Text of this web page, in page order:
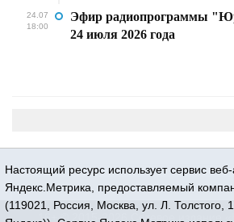
24.07
18:00
Эфир радиопрограммы
24 июля 2026 года
16+ © 2015-2026 Сетевое издание
Настоящий ресурс использует сервис
Яндекс.Метрика, предоставляемый
(119021, Россия, Москва, ул. Л. Толстого,